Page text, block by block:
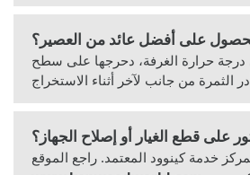
على أفضل عائد من العصير؟
درجة حرارة الغرفة، دحرجها على سطح
على قطع الغيار أو إصلاح الجهاز؟
خدمة كينوود المعتمد. راجع الموقع